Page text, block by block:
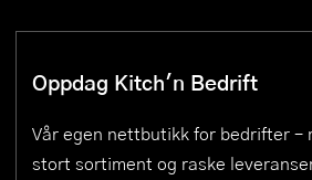
Oppdag Kitch'n Bedrift
Vår egen nettbutikk for bedrifter –
stort sortiment og raske